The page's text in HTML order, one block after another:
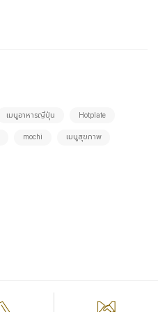
เมนูอาหารญี่ปุ่น Hotplate
mochi เมนูสุขภาพ